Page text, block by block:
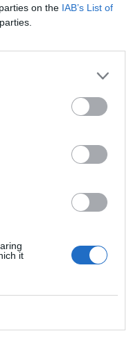
on the IAB’s List of
it
zł na lek.
i mężczyzna. Osoba
Ewa Rejn-Kozak